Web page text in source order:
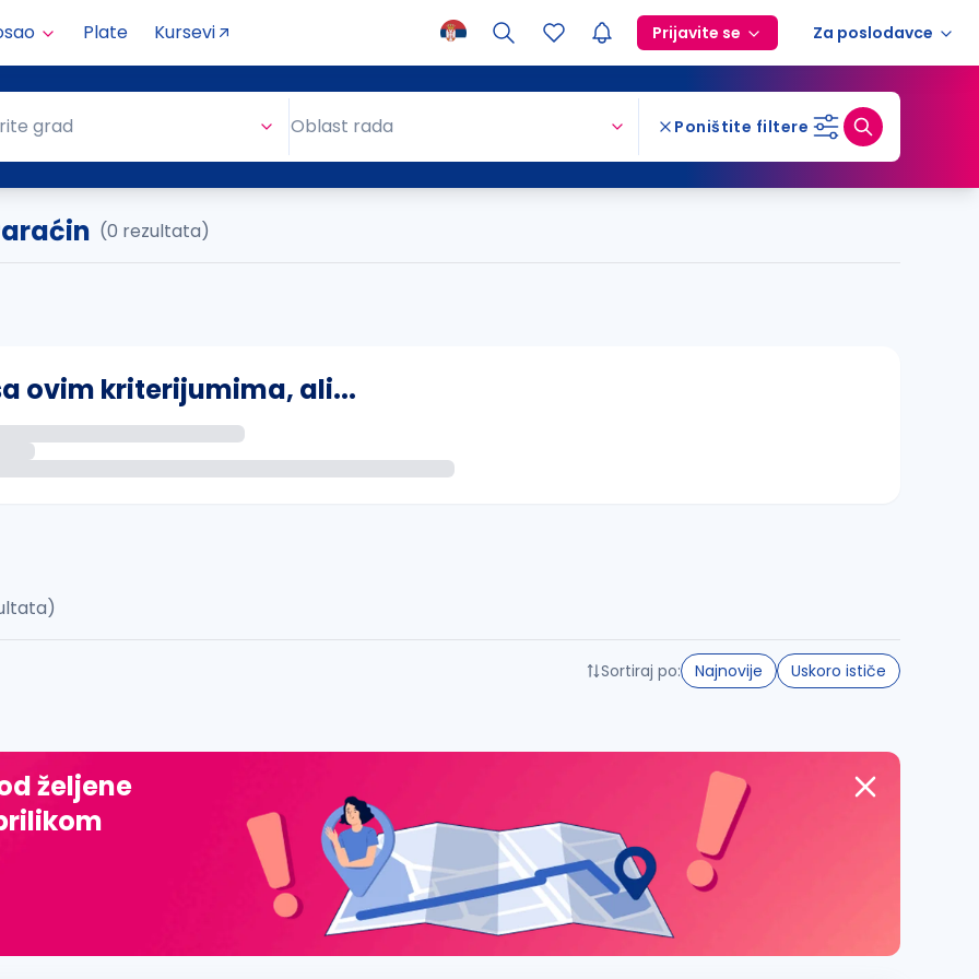
Plate Kursevi Prijavite se Za poslodavce
grad Oblast rada Poništite filtere
(0 rezultata)
ovim kriterijumima, ali...
đ, ž, dž)
Sortiraj po: Najnovije Uskoro ističe
željene